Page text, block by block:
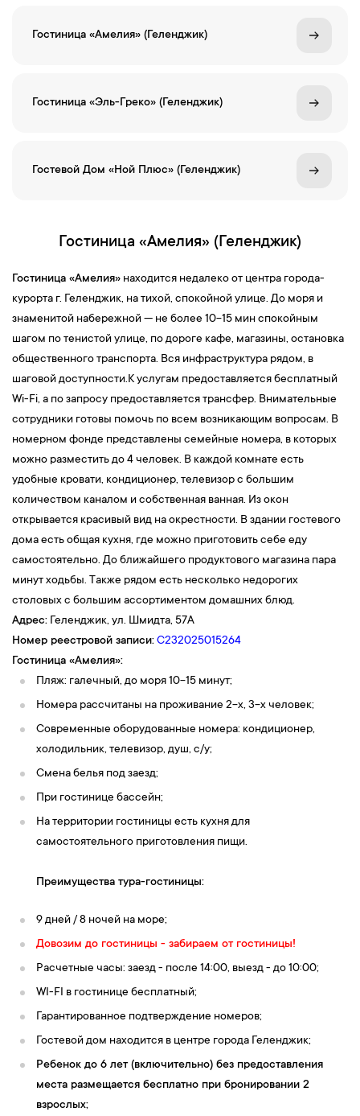
Гостиница «Амелия» (Геленджик)
Гостиница «Эль-Греко» (Геленджик)
Гостевой Дом «Ной Плюс» (Геленджик)
Гостиница «Амелия» (Геленджик)
Гостиница «Амелия» находится недалеко от центра города-
курорта г. Геленджик, на тихой, спокойной улице. До моря и
знаменитой набережной — не более 10-15 мин спокойным
шагом по тенистой улице, по дороге кафе, магазины, остановка
общественного транспорта. Вся инфраструктура рядом, в
шаговой доступности.К услугам предоставляется бесплатный
Wi-Fi, а по запросу предоставляется трансфер. Внимательные
сотрудники готовы помочь по всем возникающим вопросам. В
номерном фонде представлены семейные номера, в которых
можно разместить до 4 человек. В каждой комнате есть
удобные кровати, кондиционер, телевизор с большим
количеством каналом и собственная ванная. Из окон
открывается красивый вид на окрестности. В здании гостевого
дома есть общая кухня, где можно приготовить себе еду
самостоятельно. До ближайшего продуктового магазина пара
минут ходьбы. Также рядом есть несколько недорогих
столовых с большим ассортиментом домашних блюд.
Адрес: Геленджик, ул. Шмидта, 57А
Номер реестровой записи:С232025015264
Гостиница «Амелия»:
Пляж: галечный, до моря 10-15 минут;
Номера рассчитаны на проживание 2-х, 3-х человек;
Современные оборудованные номера: кондиционер,
холодильник, телевизор, душ, с/у;
Смена белья под заезд;
При гостинице бассейн;
На территории гостиницы есть кухня для
самостоятельного приготовления пищи.
Преимущества тура-гостиницы:
9 дней / 8 ночей на море;
Довозим до гостиницы - забираем от гостиницы!
Расчетные часы: заезд - после 14:00, выезд - до 10:00;
WI-FI в гостинице бесплатный;
Гарантированное подтверждение номеров;
Гостевой дом находится в центре города Геленджик;
Ребенок до 6 лет (включительно) без предоставления
места размещается бесплатно при бронировании 2
взрослых;